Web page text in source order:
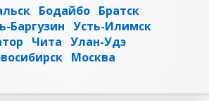
Бодайбо Братск
Баргузин Усть-Илимск
Чита Улан-Удэ
Москва